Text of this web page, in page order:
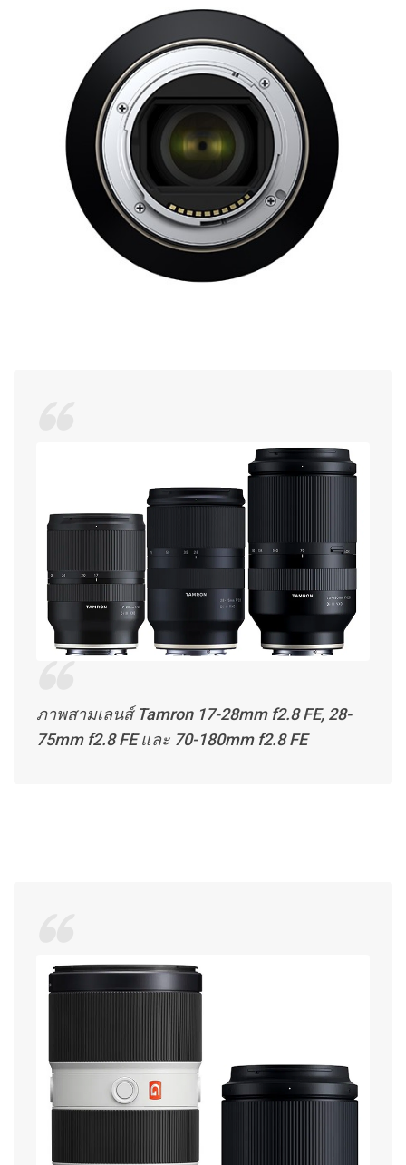
ภาพสามเลนส์ Tamron 17-28mm f2.8 FE, 28-
75mm f2.8 FE และ 70-180mm f2.8 FE